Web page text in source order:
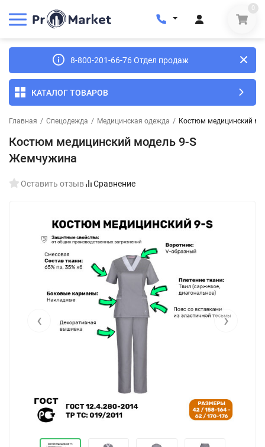
0
8-800-201-66-76 Отдел продаж
КАТАЛОГ ТОВАРОВ
Главная / Спецодежда / Медицинская одежда / Костюм медицинский
Костюм медицинский модель 9-S
Жемчужина
Оставить отзыв Сравнение
‹ ›